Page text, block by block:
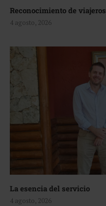
Reconocimiento de viajeros
4 agosto, 2026
La esencia del servicio
4 agosto, 2026